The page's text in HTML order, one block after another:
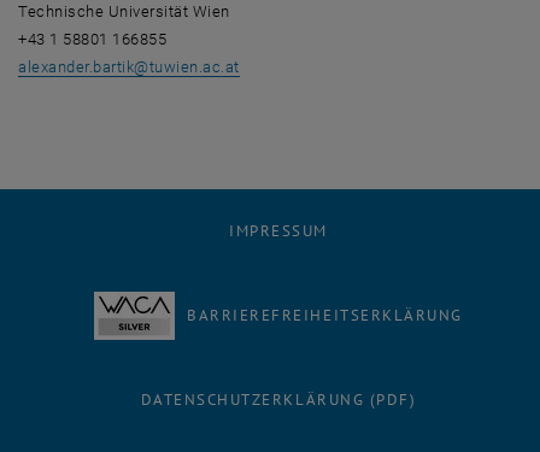
Technische Universität Wien
+43 1 58801 166855
alexander.bartik@tuwien.ac.at
IMPRESSUM
BARRIEREFREIHEITSERKLÄRUNG
DATENSCHUTZERKLÄRUNG (PDF)